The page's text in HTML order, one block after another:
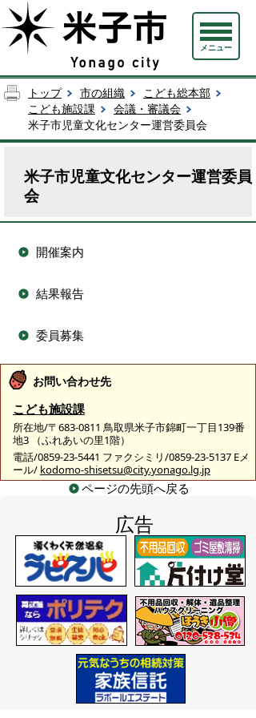
メニュー
トップ 市の組織
こども総本部
こども施設課
会議・審議会
米子市児童文化センター運営委員会
米子市児童文化センター運営委員
会
開催案内
結果報告
委員募集
お問い合わせ先
こども施設課
所在地/〒683-0811 鳥取県米子市錦町一丁目139番
地3 （ふれあいの里1階）
電話/0859-23-5441 ファクシミリ/0859-23-5137 Eメ
ール/ kodomo-shisetsu@city.yonago.lg.jp
ページの先頭へ戻る
広告